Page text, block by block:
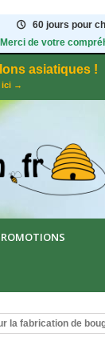
60 jours pour
de votre
asiatiques !
ici →
la fabrication de